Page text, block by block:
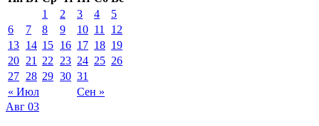
« Июл Сен »
1 2 3 4
5
6
7 8 9 10 11
12
13 14 15 16 17 18 19
20 21 22 23 24 25 26
27 28 29 30 31
Авг 03